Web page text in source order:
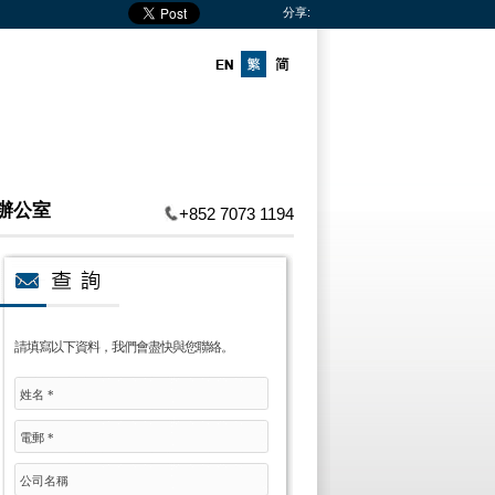
分享:
公室 +852 7073 1194
請填寫以下資料，我們會盡快與您聯絡。